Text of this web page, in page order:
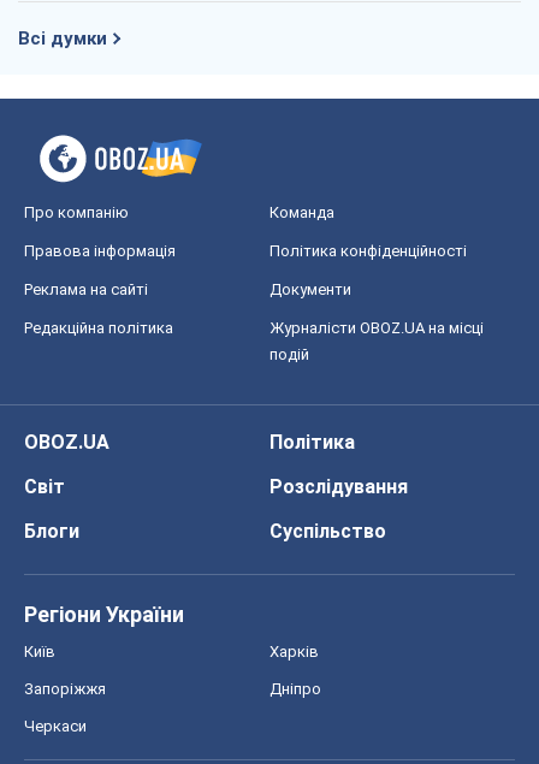
Всі думки
Про компанію Команда
Правова інформація Політика конфіденційності
Реклама на сайті Документи
Редакційна політика
Журналісти OBOZ.UA на місці
подій
OBOZ.UA
Політика
Світ
Розслідування
Блоги
Суспільство
Регіони України
Київ Харків
Запоріжжя Дніпро
Черкаси